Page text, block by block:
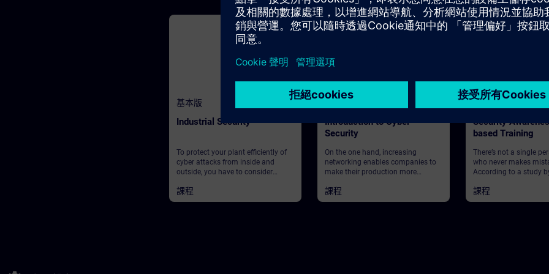
基本版 20m
Industrial Security
To protect your plant efficiently of
cyber attacks from inside and
outside, you have to consider
20 minutes we provide you an
overview.
課程
Introduction to Cyber
Security
On the one hand, increasing
networking enables companies to
make their production more
On the other hand, this increases
the risk of cyber attacks. With
課程
基本版
Security
based Training
There’s not a single
who never makes
According to a study
cause of 95% of cyber
breaches.Not
課程